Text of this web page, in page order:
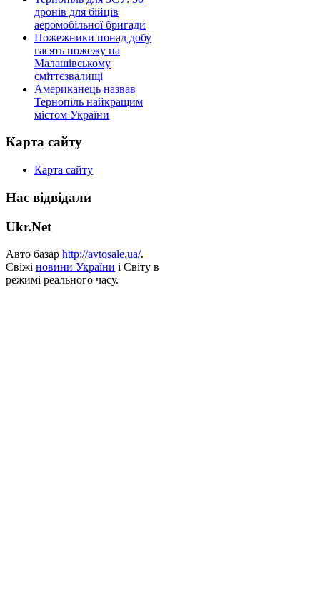
дронів для бійців
аеромобільної бригади
Пожежники понад добу
гасять пожежу на
Малашівському
сміттєзвалищі
Американець назвав
Тернопіль найкращим
містом України
Карта сайту
Карта сайту
Нас відвідали
Ukr.Net
Авто базар http://avtosale.ua/.
Свіжі новини України і Світу в
режимі реального часу.